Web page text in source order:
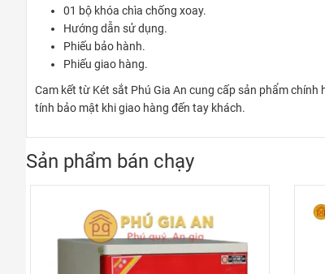
01 bộ khóa chìa chống xoay.
Hướng dẫn sử dụng.
Phiếu bảo hành.
Phiếu giao hàng.
Cam kết từ Két sắt Phú Gia An cung cấp sản phẩm
tính bảo mật khi giao hàng đến tay khách.
Sản phẩm bán chạy